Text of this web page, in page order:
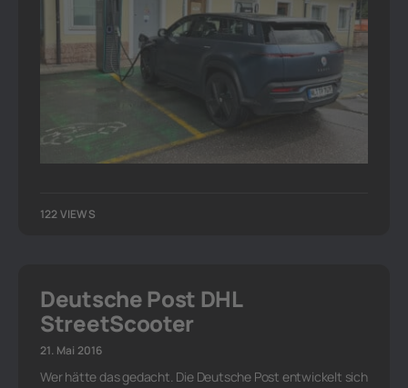
122 VIEWS
Deutsche Post DHL
StreetScooter
21. Mai 2016
Wer hätte das gedacht. Die Deutsche Post entwickelt sich